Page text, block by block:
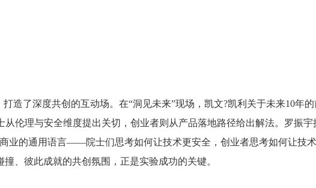
打造了深度共创的互动场。在“洞见未来”现场，凯文?凯利关于未来10年的
从伦理与安全维度提出关切，创业者则从产品落地路径给出解法。罗振宇
业的通用语言——院士们思考如何让技术更安全，创业者思考如何让技
、彼此成就的共创氛围，正是实验成功的关键。